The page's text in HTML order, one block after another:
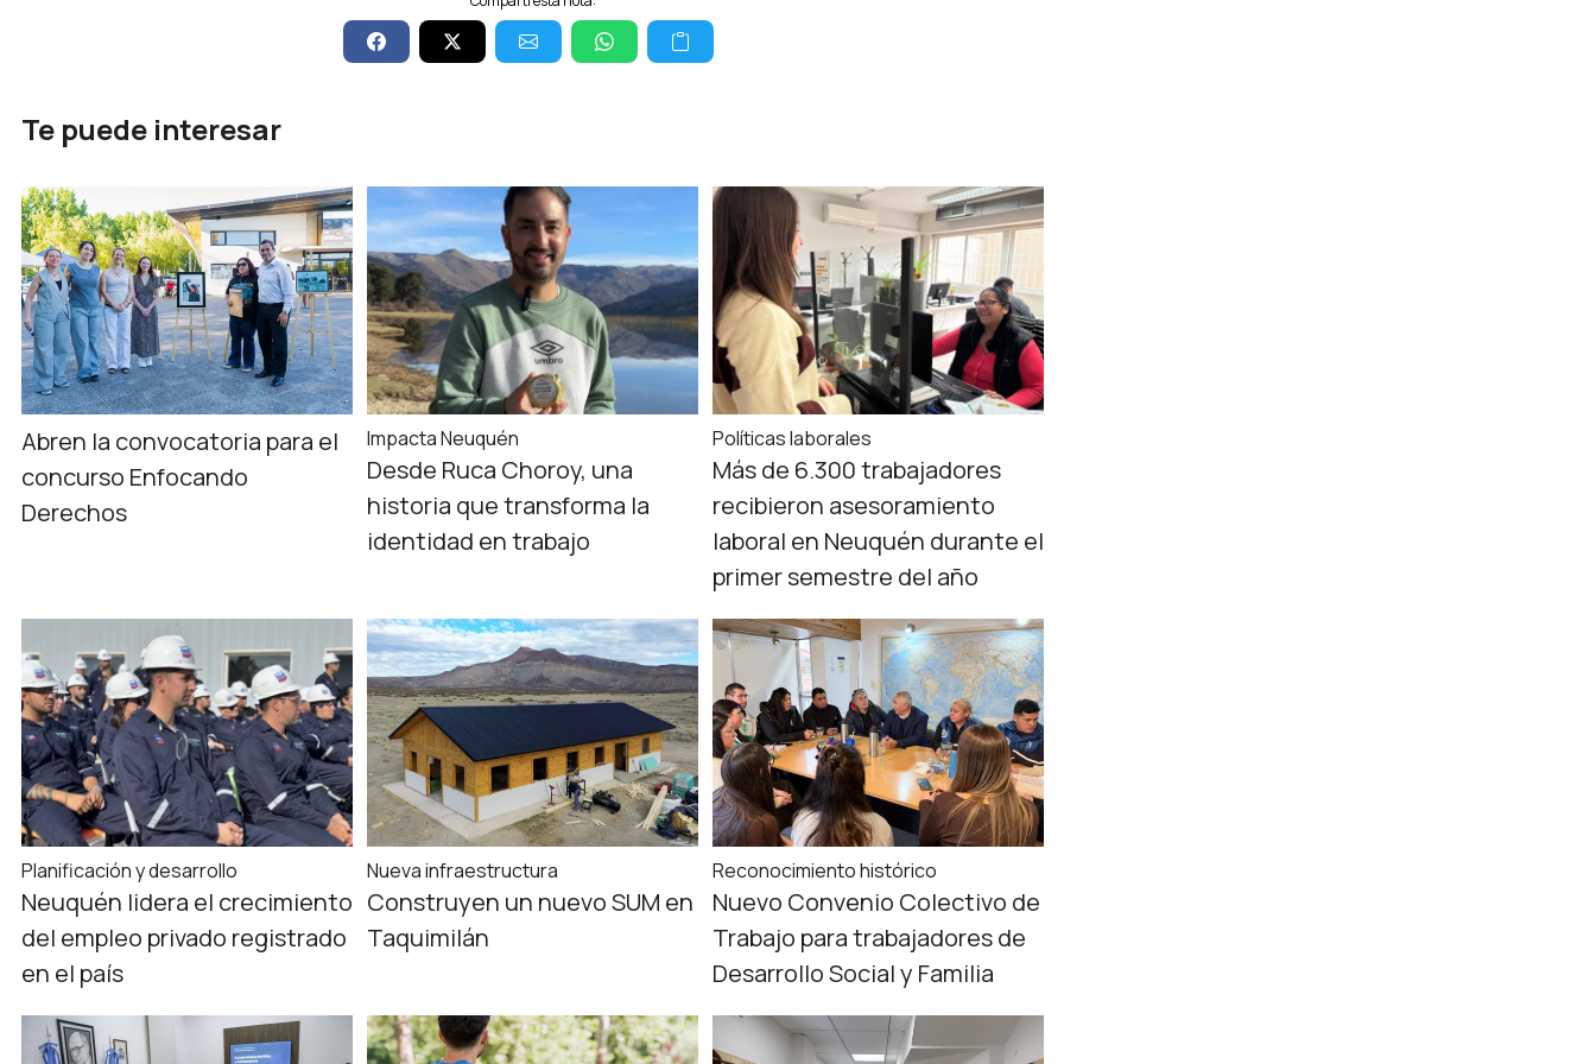
Te puede interesar
Abren la convocatoria para el
concurso Enfocando
Derechos
Impacta Neuquén
Desde Ruca Choroy, una
historia que transforma la
identidad en trabajo
Políticas laborales
Más de 6.300 trabajadores
recibieron asesoramiento
laboral en Neuquén durante el
primer semestre del año
Planificación y desarrollo
Neuquén lidera el crecimiento
del empleo privado registrado
en el país
Nueva infraestructura
Construyen un nuevo SUM en
Taquimilán
Reconocimiento histórico
Nuevo Convenio Colectivo de
Trabajo para trabajadores de
Desarrollo Social y Familia